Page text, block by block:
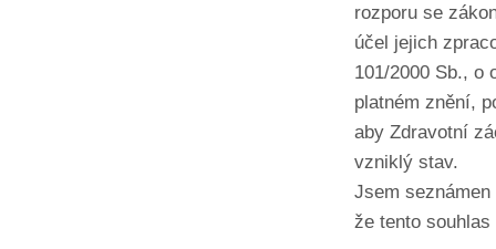
rozporu se
účel jejich
101/2000 Sb., o
platném znění,
aby Zdravotní
vzniklý stav.
Jsem
že tento